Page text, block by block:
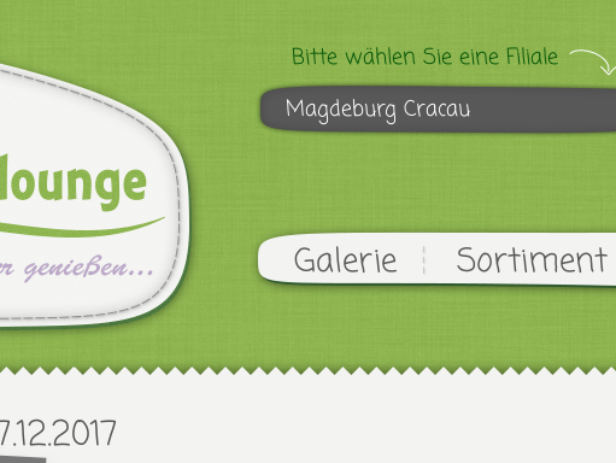
Bitte wählen Sie eine Filiale
Magdeburg Cracau
Galerie Sortiment